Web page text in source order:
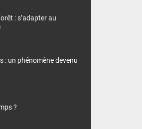
: s’adapter au
: un phénomène devenu
?